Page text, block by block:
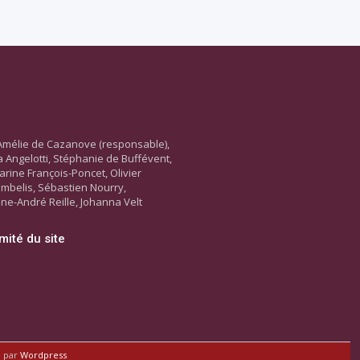
de Cazanove (responsable),
Angelotti, Stéphanie de Buffévent,
François-Poncet, Olivier
Sébastien Nourry,
André Reille, Johanna Velt
du site
par Wordpress